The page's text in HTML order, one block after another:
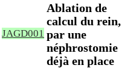
JAGD001
Ablation de
calcul du rein,
par une
néphrostomie
déjà en place